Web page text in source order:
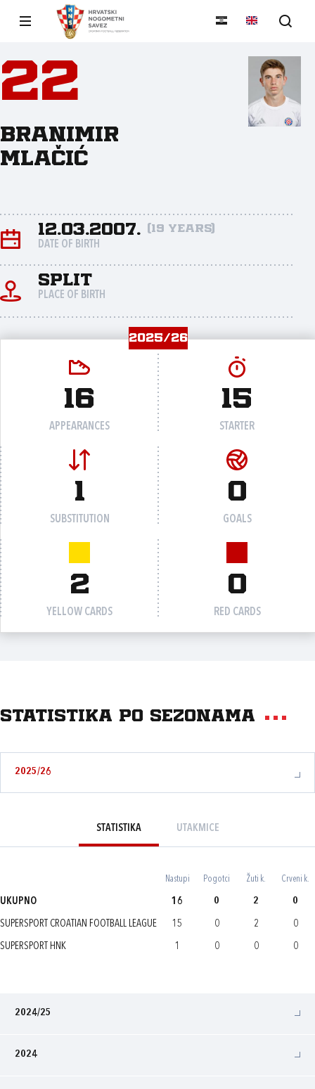
22
Branimir
Mlačić
12.03.2007. (19 years)
DATE OF BIRTH
Split
PLACE OF BIRTH
2025/26
16
APPEARANCES
15
STARTER
1
SUBSTITUTION
0
GOALS
2
YELLOW CARDS
0
RED CARDS
Statistika po sezonama
2025/26
STATISTIKA UTAKMICE
Nastupi Pogotci Žuti k. Crveni k.
UKUPNO 16 0 2 0
SUPERSPORT CROATIAN FOOTBALL LEAGUE 15 0 2 0
SUPERSPORT HNK 1 0 0 0
2024/25
2024